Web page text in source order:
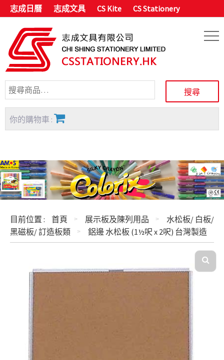
志成日曆 志成文具 CS Kite CS Stationery
你的購物車 :
目前位置 : 首頁 展示板及陳列用品
水松板/ 白板/
黑磁板/ 訂造板類
鋁邊 水松板 (1½呎 x 2呎) 台灣製造